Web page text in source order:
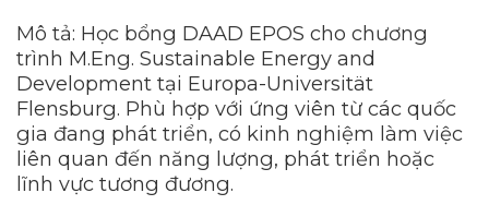
Mô tả: Học bổng DAAD EPOS cho chương
trình M.Eng. Sustainable Energy and
Development tại Europa-Universität
Flensburg. Phù hợp với ứng viên từ các quốc
gia đang phát triển, có kinh nghiệm làm việc
liên quan đến năng lượng, phát triển hoặc
lĩnh vực tương đương.